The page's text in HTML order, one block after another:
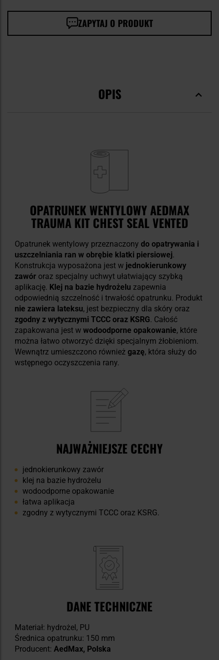
ZAPYTAJ O PRODUKT
OPIS
OPATRUNEK WENTYLOWY AEDMAX
TRAUMA KIT CHEST SEAL VENTED
Opatrunek wentylowy przeznaczony do opatrywania i
uszczelniania ran w obrębie klatki piersiowej.
Konstrukcja wyposażona jest w jednokierunkowy
zawór oraz specjalny uchwyt ułatwiający szybką
aplikację. Klej na bazie hydrożelu zapewnia
odpowiednią szczelność i trwałość opatrunku. Produkt
nie zawiera lateksu, jest bezpieczny dla skóry oraz
zgodny z wytycznymi TCCC oraz KSRG. Całość
zapakowana jest w wodoodporne opakowanie, które
można łatwo otworzyć dzięki specjalnym żłobieniom.
Wewnątrz umieszczono również gazę, która służy do
wstępnego oczyszczenia rany.
NAJWAŻNIEJSZE CECHY
jednokierunkowy zawór
klej na bazie hydrożelu
wodoodporne opakowanie
łatwa aplikacja
zgodny z wytycznymi TCCC oraz KSRG.
DANE TECHNICZNE
Materiał: hydrożel, PU
Średnica opatrunku: 150 mm
Producent: AedMax, Polska